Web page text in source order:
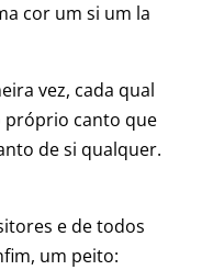
cor um si um la
vez, cada qual
próprio canto que
de si qualquer.
e de todos
um peito: